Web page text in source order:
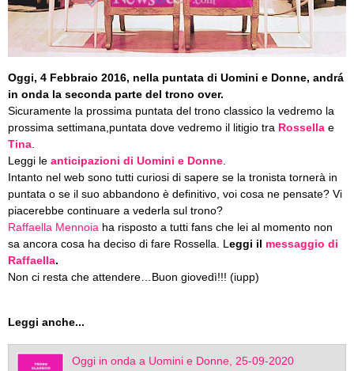
Oggi, 4 Febbraio 2016, nella puntata di Uomini e Donne, andrá
in onda la seconda parte del trono over.
Sicuramente la prossima puntata del trono classico la vedremo la
prossima settimana,puntata dove vedremo il litigio tra Rossella e
Tina
Leggi le anticipazioni di Uomini e Donne
Intanto nel web sono tutti curiosi di sapere se la tronista tornerà in
puntata o se il suo abbandono è definitivo, voi cosa ne pensate? Vi
piacerebbe continuare a vederla sul trono?
Raffaella Mennoia ha risposto a tutti fans che lei al momento non
sa ancora cosa ha deciso di fare Rossella. L eggi il messaggio di
Raffaella.
Non ci resta che attendere…Buon giovedì!!! (iupp)
Leggi anche...
Oggi in onda a Uomini e Donne, 25-09-2020